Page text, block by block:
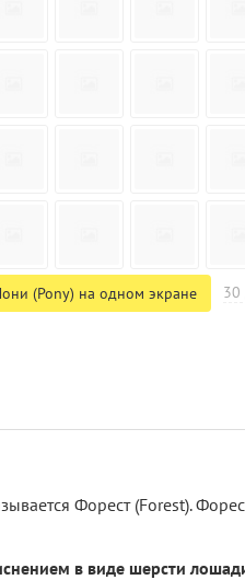
(Pony) на одном экране 30
Форест (Forest).
в виде шерсти